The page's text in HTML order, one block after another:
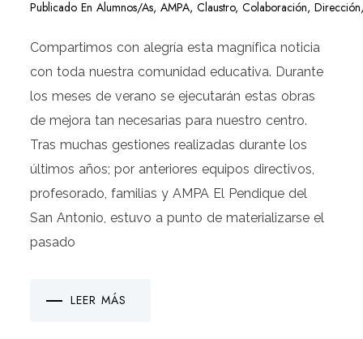
Publicado EnAlumnos/as,AMPA,Claustro,Colaboración,Dirección
Compartimos con alegría esta magnífica noticia
con toda nuestra comunidad educativa. Durante
los meses de verano se ejecutarán estas obras
de mejora tan necesarias para nuestro centro.
Tras muchas gestiones realizadas durante los
últimos años; por anteriores equipos directivos,
profesorado, familias y AMPA El Pendique del
San Antonio, estuvo a punto de materializarse el
pasado
LEER MÁS